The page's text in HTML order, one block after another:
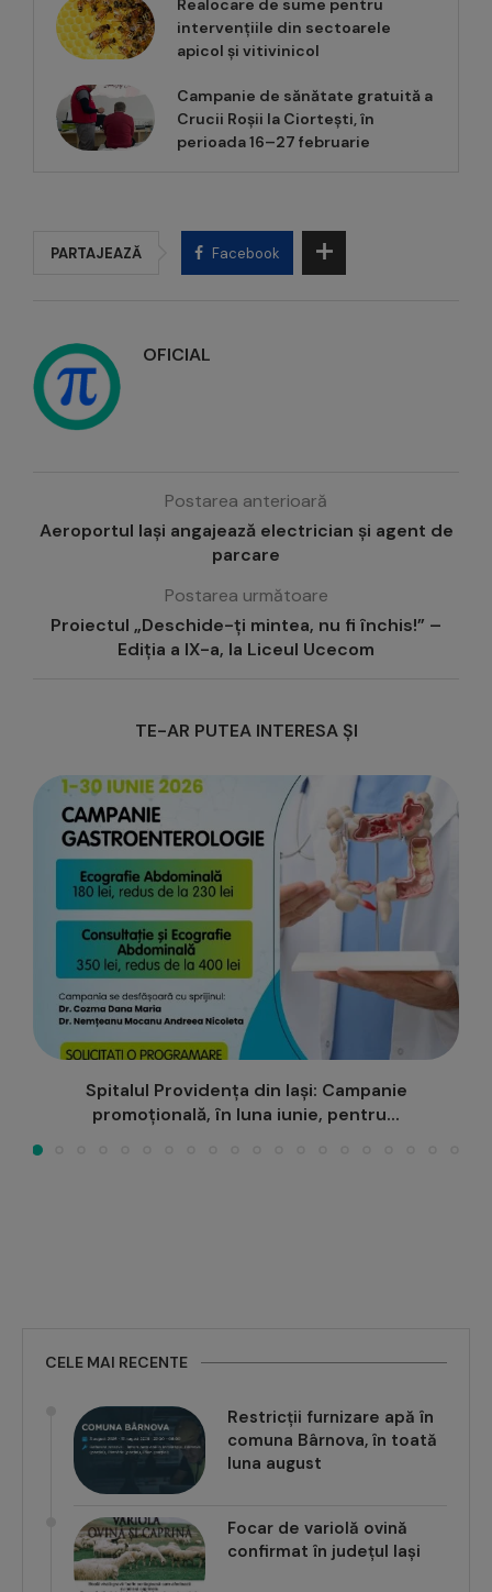
Realocare de sume pentru
intervențiile din sectoarele
apicol și vitivinicol
Campanie de sănătate gratuită a
Crucii Roșii la Ciortești, în
perioada 16–27 februarie
PARTAJEAZĂ Facebook
OFICIAL
Postarea anterioară
Aeroportul Iași angajează electrician și agent de
parcare
Postarea următoare
Proiectul „Deschide-ți mintea, nu fi închis!” –
Ediția a IX-a, la Liceul Ucecom
TE-AR PUTEA INTERESA ȘI
Cum arată o caravană de sănătate… prin ochii
copiilor?
CELE MAI RECENTE
Restricții furnizare apă în
comuna Bârnova, în toată
luna august
Focar de variolă ovină
confirmat în județul Iași